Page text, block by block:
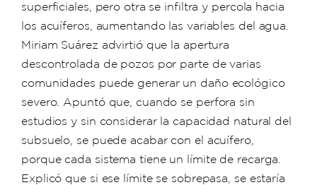
superficiales, pero otra se infiltra y percola hacia
los acuíferos, aumentando las variables del agua.
Miriam Suárez advirtió que la apertura
descontrolada de pozos por parte de varias
comunidades puede generar un daño ecológico
severo. Apuntó que, cuando se perfora sin
estudios y sin considerar la capacidad natural del
subsuelo, se puede acabar con el acuífero,
porque cada sistema tiene un límite de recarga.
Explicó que si ese límite se sobrepasa, se estaría